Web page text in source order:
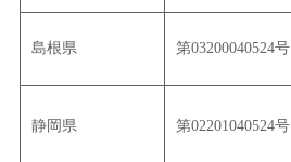
島根県 第03200040524号
静岡県 第02201040524号